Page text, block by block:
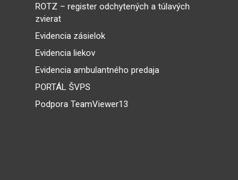
ROTZ – register odchytených a túlavých
zvierat
Evidencia zásielok
Evidencia liekov
Evidencia ambulantného predaja
PORTÁL ŠVPS
Podpora TeamViewer13